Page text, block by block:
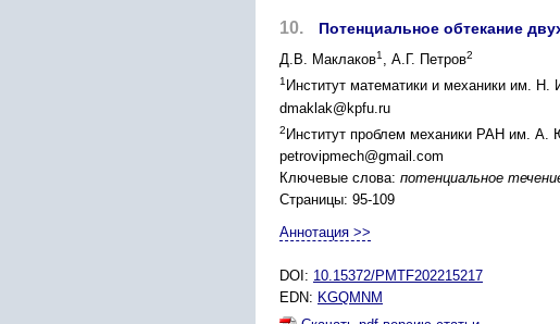
10. Потенциальное обтекание
Д.В. Маклаков1 , А.Г. Петров2
1 Институт математики и механики им. Н.
dmaklak@kpfu.ru
2 Институт проблем механики РАН им.
petrovipmech@gmail.com
Ключевые слова: потенциальное
Страницы: 95-109
Аннотация >>
DOI: 10.15372/PMTF202215217
EDN: KGQMNM